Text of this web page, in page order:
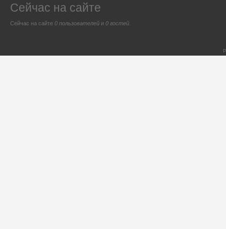
Сейчас на сайте
Сейчас на сайте 0 пользователей и 0 гостей